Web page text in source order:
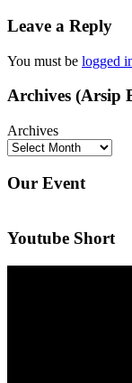
Leave a Reply
You must be logged
Archives (Arsip
Archives
Our Event
Youtube Short